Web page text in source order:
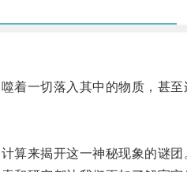
一切落入其中的物质，甚至
来揭开这一神秘现象的谜团